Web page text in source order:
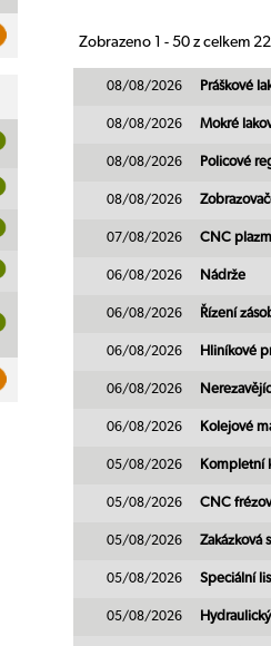
Zobrazeno 1 - 50 z celkem
08/08/2026 Práškové
08/08/2026 Mokré
08/08/2026 Policové
08/08/2026
07/08/2026 CNC
06/08/2026 Nádrže
06/08/2026 Řízení
06/08/2026 Hliníkové
06/08/2026
06/08/2026 Kolejové
05/08/2026 Kompletní
05/08/2026 CNC
05/08/2026 Zakázková
05/08/2026 Speciální
05/08/2026